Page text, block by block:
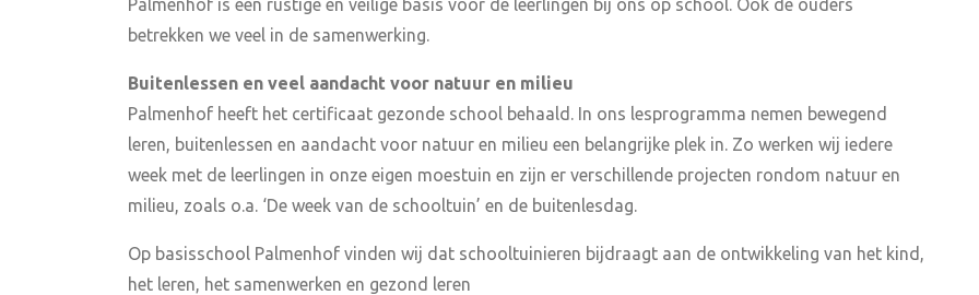
Palmenhof is een rustige en veilige basis voor de leerlingen bij ons op school. Ook de ouders
betrekken we veel in de samenwerking.
Buitenlessen en veel aandacht voor natuur en milieu
Palmenhof heeft het certificaat gezonde school behaald. In ons lesprogramma nemen bewegend
leren, buitenlessen en aandacht voor natuur en milieu een belangrijke plek in. Zo werken wij iedere
week met de leerlingen in onze eigen moestuin en zijn er verschillende projecten rondom natuur en
milieu, zoals o.a. ‘De week van de schooltuin’ en de buitenlesdag.
Op basisschool Palmenhof vinden wij dat schooltuinieren bijdraagt aan de ontwikkeling van het kind,
het leren, het samenwerken en gezond leren